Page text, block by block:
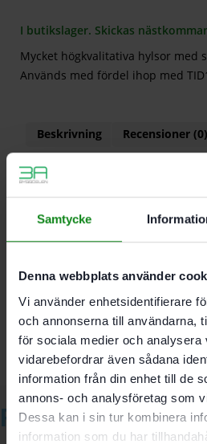
Samtycke
Denna webbplats använder
Vi använder enhetsidentifierare
och annonserna till användarna,
för sociala medier och analysera
vidarebefordrar även sådana
information från din enhet till de
annons- och analysföretag som
Dessa kan i sin tur kombinera
information som du har
I butikslager. Skickas
Mycket högkvalitativa hylsor med
Används med fördel ihop med
Beskrivning Recensioner (0)
Hylsnyckel med
Hylsnyckel med
Bli först med att recensera
IMP 1/4″-Set”
Du måste varainloggadför att
Relaterade